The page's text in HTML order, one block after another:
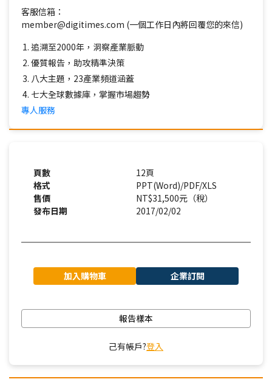
客服信箱：
member@digitimes.com (一個工作日內將回覆您的來信)
追溯至2000年，洞察產業脈動
優質報告，助攻精準決策
八大主題，23產業頻道涵蓋
七大全球數據庫，掌握市場趨勢
專人服務
頁數
12頁
格式
PPT(Word)/PDF/XLS
售價
NT$31,500元（稅）
發布日期
2017/02/02
加入購物車 企業訂閱
報告樣本
己有帳戶?登入